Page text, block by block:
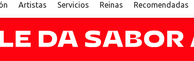
Artistas Servicios Reinas Recomendadas